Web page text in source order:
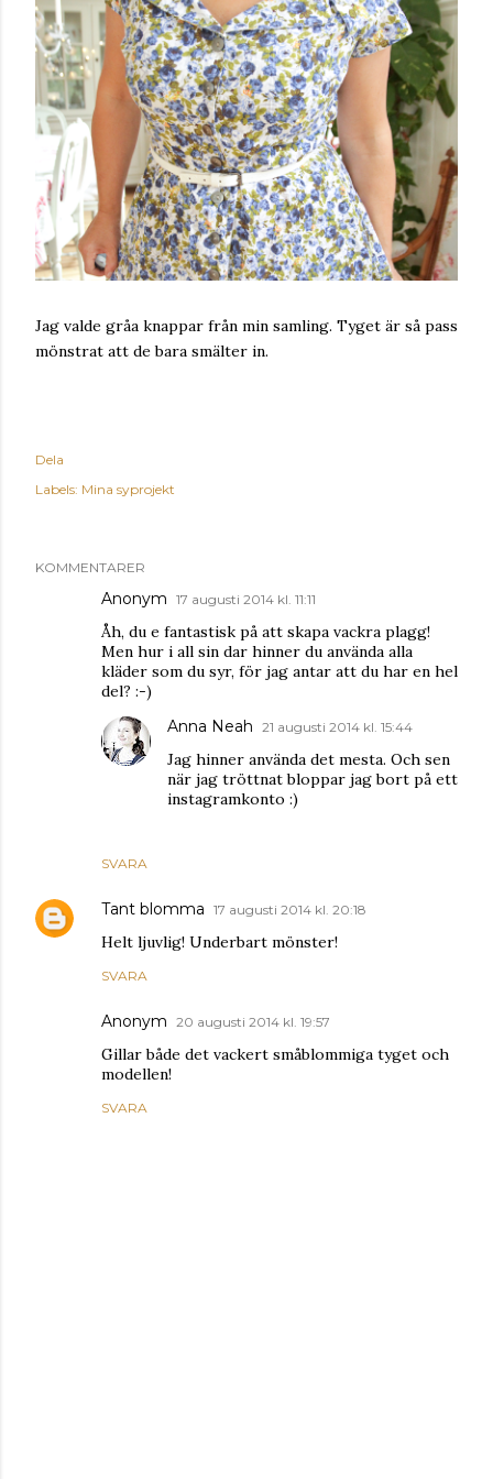
Jag valde gråa knappar från min samling. Tyget är så pass
mönstrat att de bara smälter in.
Dela
Labels: Mina syprojekt
KOMMENTARER
Anonym 17 augusti 2014 kl. 11:11
Åh, du e fantastisk på att skapa vackra plagg!
Men hur i all sin dar hinner du använda alla
kläder som du syr, för jag antar att du har en hel
del? :-)
SVARA
Anna Neah 21 augusti 2014 kl. 15:44
Jag hinner använda det mesta. Och sen
när jag tröttnat bloppar jag bort på ett
instagramkonto :)
Tant blomma 17 augusti 2014 kl. 20:18
Helt ljuvlig! Underbart mönster!
SVARA
Anonym 20 augusti 2014 kl. 19:57
Gillar både det vackert småblommiga tyget och
modellen!
SVARA